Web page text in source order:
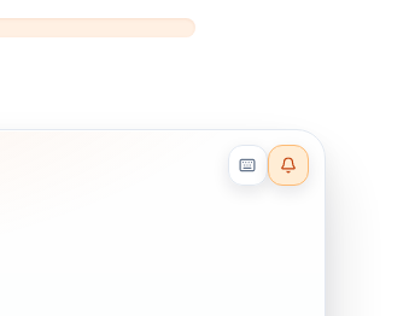
Reader effects on